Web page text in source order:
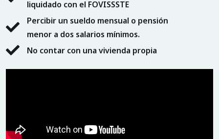
liquidado con el FOVISSSTE
Percibir un sueldo mensual o pensión
menor a dos salarios mínimos.
No contar con una vivienda propia